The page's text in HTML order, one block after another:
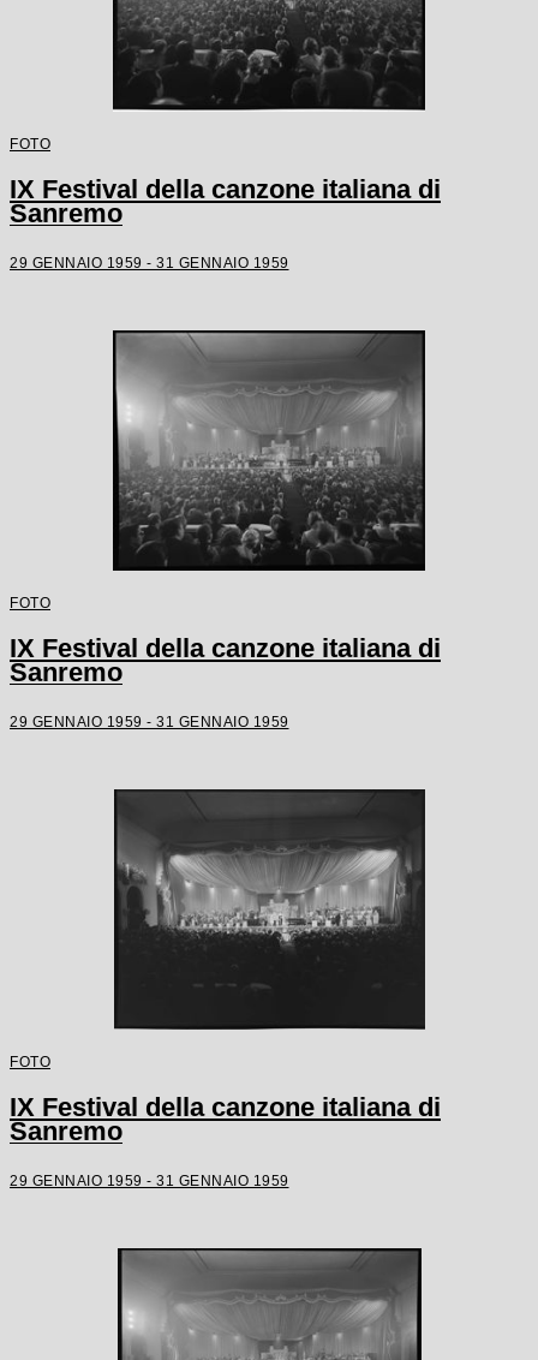
FOTO
IX Festival della canzone italiana di
Sanremo
29 GENNAIO 1959 - 31 GENNAIO 1959
FOTO
IX Festival della canzone italiana di
Sanremo
29 GENNAIO 1959 - 31 GENNAIO 1959
FOTO
IX Festival della canzone italiana di
Sanremo
29 GENNAIO 1959 - 31 GENNAIO 1959